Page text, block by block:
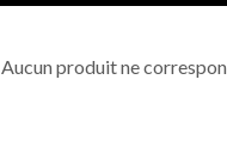
Aucun produit ne